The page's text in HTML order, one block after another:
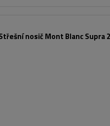
nosič Mont Blanc Supra 2